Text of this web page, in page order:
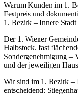
Warum Kunden im 1.
Festpreis und
1. Bezirk – Innere Stadt
Der 1. Wiener
Halbstock. fast
Sondergenehmigung –
und der jeweiligen
Wir sind im 1. Bezirk –
entscheidend: